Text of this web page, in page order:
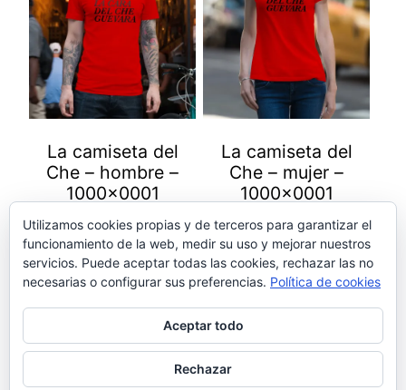
La camiseta del
Che – hombre –
1000×0001
Seleccionar
opciones
tiene
múltiples
variantes.
Las
opciones
pueden
elegir
en
la
página
de
producto
La camiseta del
Che – mujer –
1000×0001
Seleccionar
opciones
tiene
múltiples
variantes.
opciones
pueden
elegir
en
la
página
de
producto
Utilizamos cookies propias y de terceros para garantizar el
funcionamiento de la web, medir su uso y mejorar nuestros
servicios. Puede aceptar todas las cookies, rechazar las no
necesarias o configurar sus preferencias. Política de cookies
Aceptar todo
Rechazar